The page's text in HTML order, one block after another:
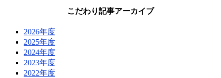
こだわり記事アーカイブ
2026年度
2025年度
2024年度
2023年度
2022年度